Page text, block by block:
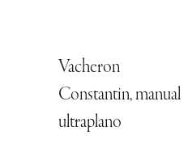
Vacheron
Constantin, manual
ultraplano